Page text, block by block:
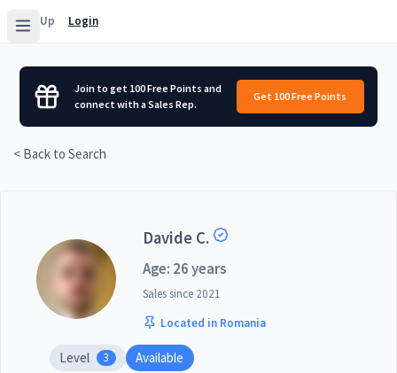
Sign Up Login
Join to get 100 Free Points and
connect with a Sales Rep.
Get 100 Free Points
< Back to Search
Davide C.
Age: 26 years
Sales since 2021
Located in Romania
Level 3 Available